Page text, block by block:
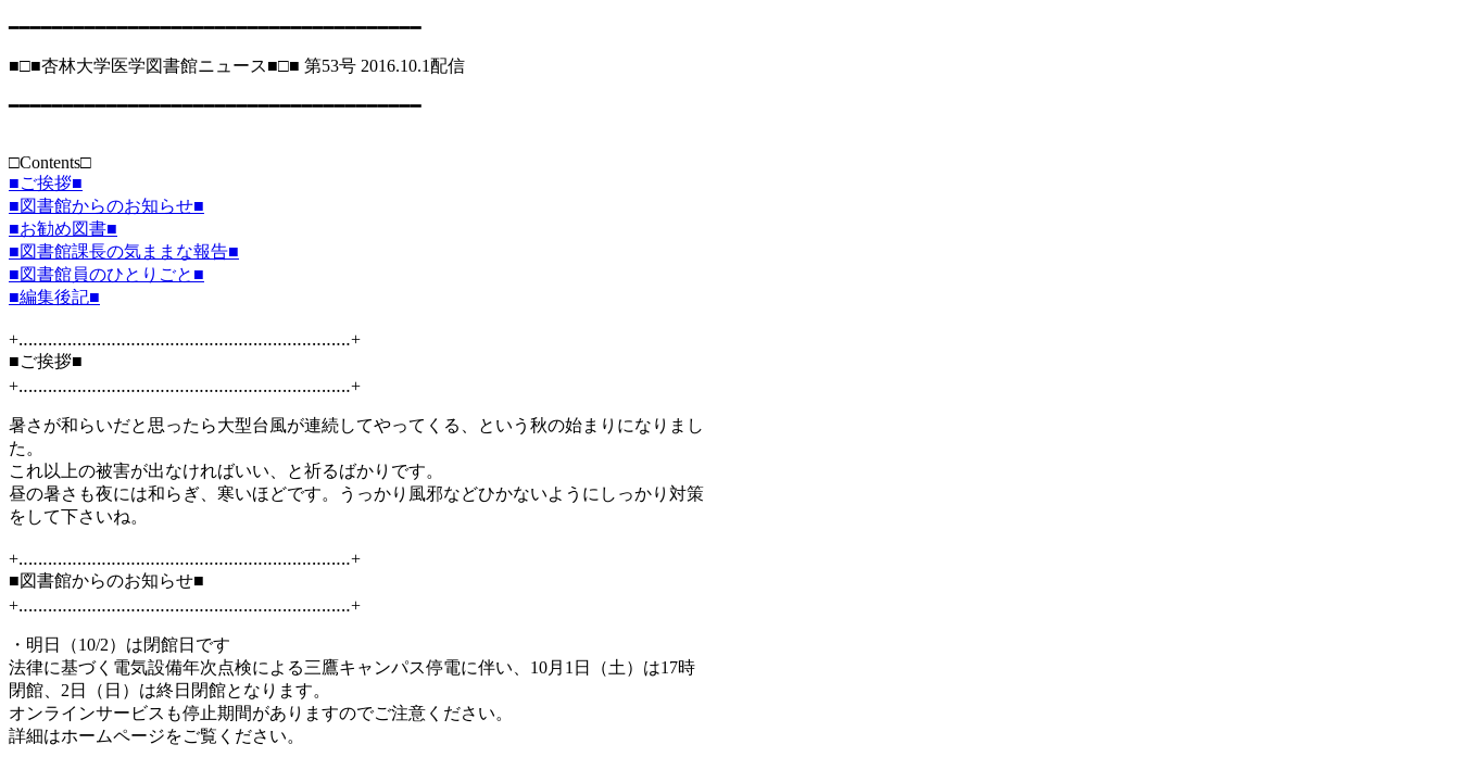
━━━━━━━━━━━━━━━━━━━━━━━━━━━━━━━━━━━━━━
■□■杏林大学医学図書館ニュース■□■ 第53号 2016.10.1配信
━━━━━━━━━━━━━━━━━━━━━━━━━━━━━━━━━━━━━━
□Contents□
■ご挨拶■
■図書館からのお知らせ■
■お勧め図書■
■図書館課長の気ままな報告■
■図書館員のひとりごと■
■編集後記■
+‥‥‥‥‥‥‥‥‥‥‥‥‥‥‥‥‥‥‥‥‥‥‥‥‥‥‥‥‥‥‥‥‥‥+
■ご挨拶■
+‥‥‥‥‥‥‥‥‥‥‥‥‥‥‥‥‥‥‥‥‥‥‥‥‥‥‥‥‥‥‥‥‥‥+
暑さが和らいだと思ったら大型台風が連続してやってくる、という秋の始まりになりまし
た。
これ以上の被害が出なければいい、と祈るばかりです。
昼の暑さも夜には和らぎ、寒いほどです。うっかり風邪などひかないようにしっかり対策
をして下さいね。
+‥‥‥‥‥‥‥‥‥‥‥‥‥‥‥‥‥‥‥‥‥‥‥‥‥‥‥‥‥‥‥‥‥‥+
■図書館からのお知らせ■
+‥‥‥‥‥‥‥‥‥‥‥‥‥‥‥‥‥‥‥‥‥‥‥‥‥‥‥‥‥‥‥‥‥‥+
・明日（10/2）は閉館日です
法律に基づく電気設備年次点検による三鷹キャンパス停電に伴い、10月1日（土）は17時
閉館、2日（日）は終日閉館となります。
オンラインサービスも停止期間がありますのでご注意ください。
詳細はホームページをご覧ください。